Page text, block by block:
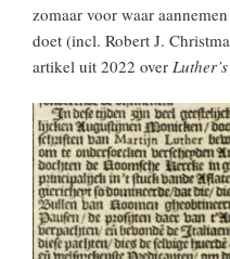
zomaar voor waar
doet (incl. Robert J.
artikel uit 2022 over